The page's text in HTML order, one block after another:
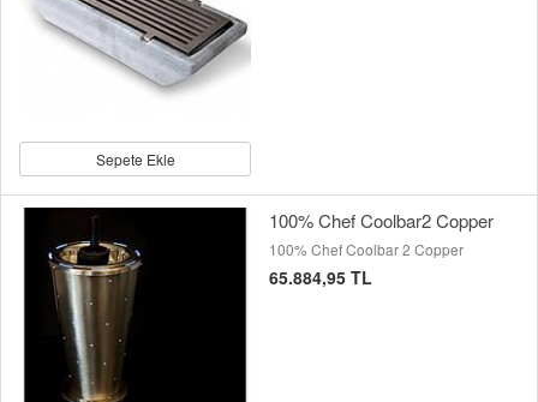
Sepete Ekle
100% Chef Coolbar2 Copper
100% Chef Coolbar 2 Copper
65.884,95 TL